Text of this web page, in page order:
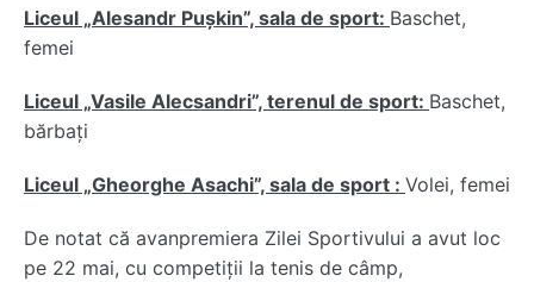
Liceul „Alesandr Pușkin”, sala de sport: Baschet,
femei
Liceul „Vasile Alecsandri”, terenul de sport: Baschet,
bărbați
Liceul „Gheorghe Asachi”, sala de sport : Volei, femei
De notat că avanpremiera Zilei Sportivului a avut loc
pe 22 mai, cu competiții la tenis de câmp,